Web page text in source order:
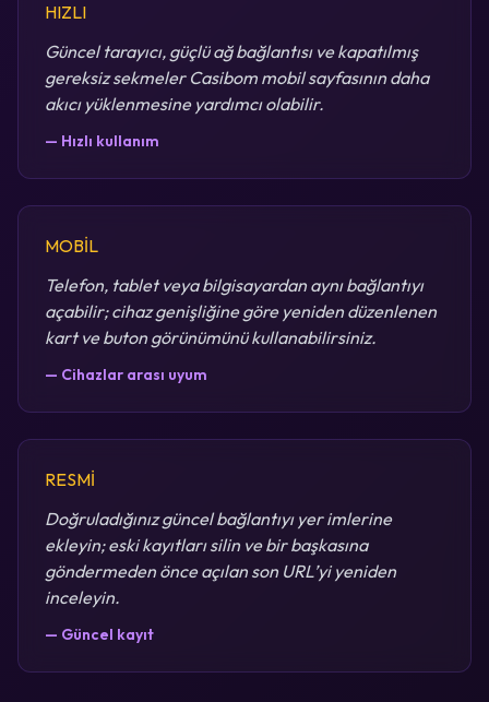
HIZLI
Güncel tarayıcı, güçlü ağ bağlantısı ve kapatılmış
gereksiz sekmeler Casibom mobil sayfasının daha
akıcı yüklenmesine yardımcı olabilir.
— Hızlı kullanım
MOBİL
Telefon, tablet veya bilgisayardan aynı bağlantıyı
açabilir; cihaz genişliğine göre yeniden düzenlenen
kart ve buton görünümünü kullanabilirsiniz.
— Cihazlar arası uyum
RESMİ
Doğruladığınız güncel bağlantıyı yer imlerine
ekleyin; eski kayıtları silin ve bir başkasına
göndermeden önce açılan son URL’yi yeniden
inceleyin.
— Güncel kayıt